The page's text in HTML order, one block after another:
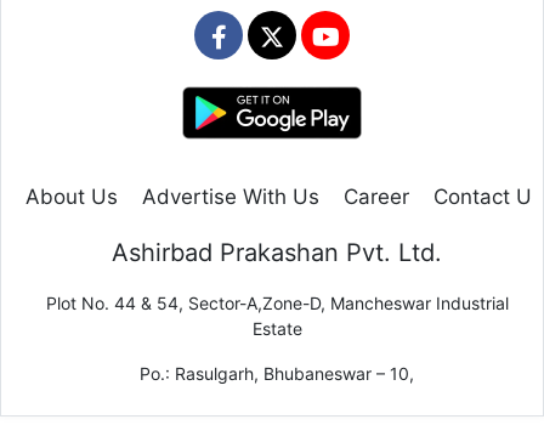
About Us Advertise With Us Career Contact Us
Ashirbad Prakashan Pvt. Ltd.
Plot No. 44 & 54, Sector-A,Zone-D, Mancheswar Industrial
Estate
Po.: Rasulgarh, Bhubaneswar – 10,